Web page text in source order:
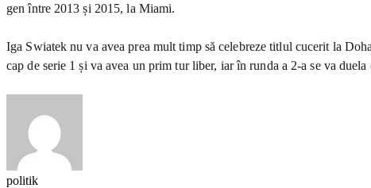
gen între 2013 și 2015, la Miami.
Iga Swiatek nu va avea prea mult timp să celebreze titlul cucerit la
cap de serie 1 și va avea un prim tur liber, iar în runda a 2-a se va
politik